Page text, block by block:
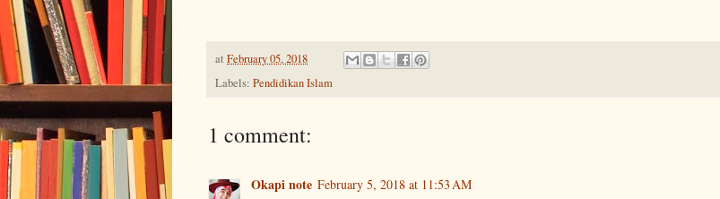
at February 05, 2018
Labels: Pendidikan Islam
1 comment:
Okapi note February 5, 2018 at 11:53 AM